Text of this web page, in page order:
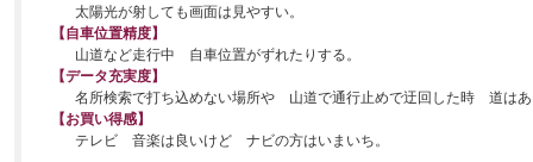
太陽光が射しても画面は見やすい。
【自車位置精度】
山道など走行中 自車位置がずれたりする。
【データ充実度】
名所検索で打ち込めない場所や 山道で通行止めで迂回した時 道はあ
【お買い得感】
テレビ 音楽は良いけど ナビの方はいまいち。